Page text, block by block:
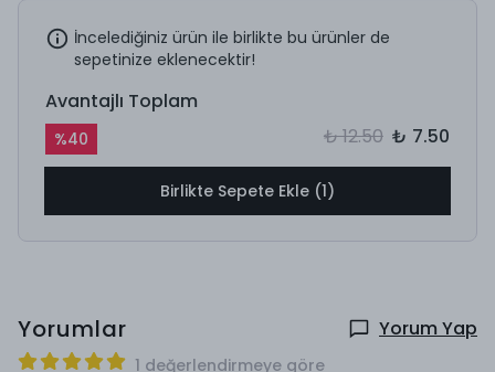
İncelediğiniz ürün ile birlikte bu ürünler de
sepetinize eklenecektir!
Avantajlı Toplam
%40 ₺ 12.50 ₺ 7.50
Birlikte Sepete Ekle (1)
Yorumlar Yorum Yap
1 değerlendirmeye göre